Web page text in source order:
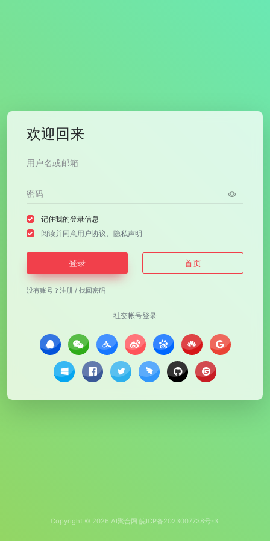
欢迎回来
记住我的登录信息
阅读并同意用户协议、 隐私声明
登录 首页
没有账号？ 注册 / 找回密码
社交帐号登录
Copyright © 2026 AI聚合网 皖ICP备2023007738号-3